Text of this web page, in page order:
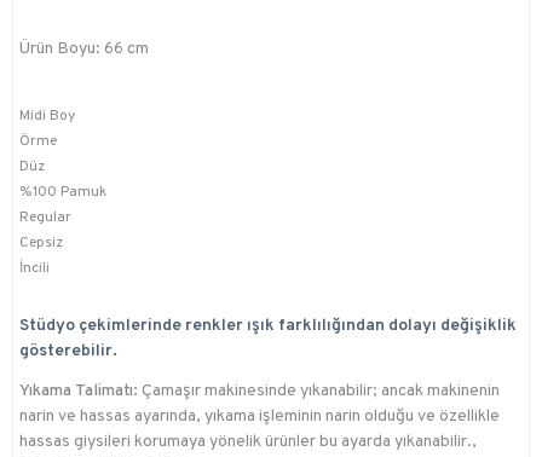
Ürün Boyu: 66 cm
Midi Boy
Örme
Düz
%100 Pamuk
Regular
Cepsiz
İncili
Stüdyo çekimlerinde renkler ışık farklılığından dolayı değişiklik
gösterebilir.
Yıkama Talimatı: Çamaşır makinesinde yıkanabilir; ancak makinenin
narin ve hassas ayarında, yıkama işleminin narin olduğu ve özellikle
hassas giysileri korumaya yönelik ürünler bu ayarda yıkanabilir.,